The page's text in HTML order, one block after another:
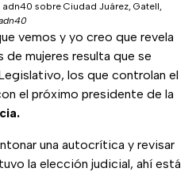
sobre Ciudad Juárez, Gatell,
vemos y yo creo que revela
de mujeres resulta que se
los que controlan el
el próximo presidente de la
una autocrítica y revisar
la elección judicial, ahí está